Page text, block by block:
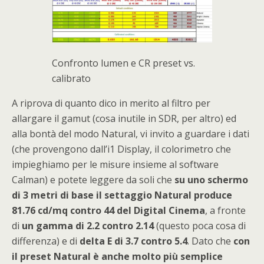
Confronto lumen e CR preset vs.
calibrato
A riprova di quanto dico in merito al filtro per
allargare il gamut (cosa inutile in SDR, per altro) ed
alla bontà del modo Natural, vi invito a guardare i dati
(che provengono dall’i1 Display, il colorimetro che
impieghiamo per le misure insieme al software
Calman) e potete leggere da soli che su uno schermo
di 3 metri di base il settaggio Natural produce
81.76 cd/mq contro 44 del Digital Cinema, a fronte
di un gamma di 2.2 contro 2.14(questo poca cosa di
differenza) e di delta E di 3.7 contro 5.4. Dato che con
il preset Natural è anche molto più semplice